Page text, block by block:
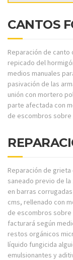
CANTOS
Reparación de
repicado del
medios manuales
pasivación de las
unión con mortero
parte afectada con
de escombros
Reparación de
saneado previo de
en barras
cms, rellenado con
de escombros
facturará según
restos orgánicos
líquido fungicida
emulsionantes y